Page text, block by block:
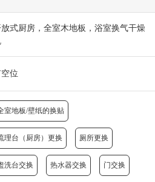
式厨房，全室木地板，浴室换气干燥
位
室地板/壁纸的换贴
理台（厨房）更换 厕所更换
洗台交换 热水器交换 门交换